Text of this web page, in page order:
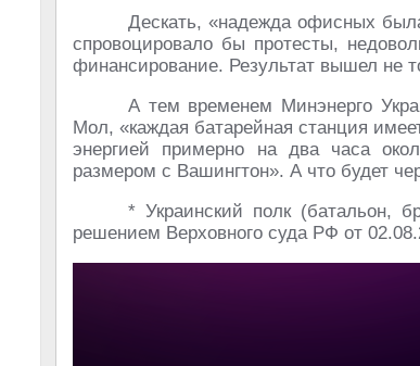
Дескать, «надежда офисных
спровоцировало бы протесты,
финансирование. Результат вышел не
А тем временем Минэнерго
Мол, «каждая батарейная станция
энергией примерно на два часа
размером с Вашингтон». А что будет
* Украинский полк (батальон,
решением Верховного суда РФ от